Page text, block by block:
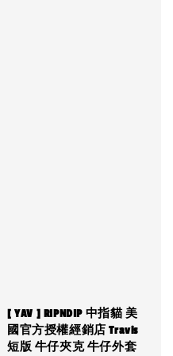
[ YAV ] RIPNDIP 中指貓 美
國官方授權經銷店 Travis
短版 牛仔夾克 牛仔外套